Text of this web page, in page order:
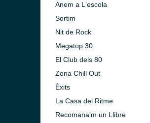
Anem a L'escola
Sortim
Nit de Rock
Megatop 30
El Club dels 80
Zona Chill Out
Èxits
La Casa del Ritme
Recomana'm un Llibre